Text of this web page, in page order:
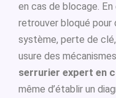
en cas de blocage.
retrouver bloqué pour
système, perte de
usure des
serrurier expert en
même d’établir un